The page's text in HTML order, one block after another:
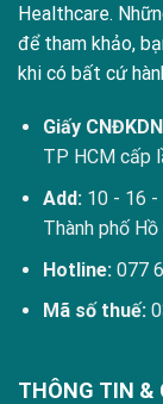
Healthcare.
để tham khảo,
khi có bất cứ
Giấy
TP HCM cấp
Add:10 - 16 -
Thành phố
Hotline: 077
Mã số thuế:
THÔNG TIN &